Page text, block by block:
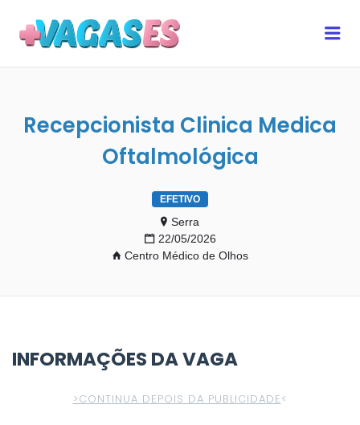
Recepcionista Clinica Medica
Oftalmológica
EFETIVO
Serra
22/05/2026
Centro Médico de Olhos
INFORMAÇÕES DA VAGA
>CONTINUA DEPOIS DA PUBLICIDADE<